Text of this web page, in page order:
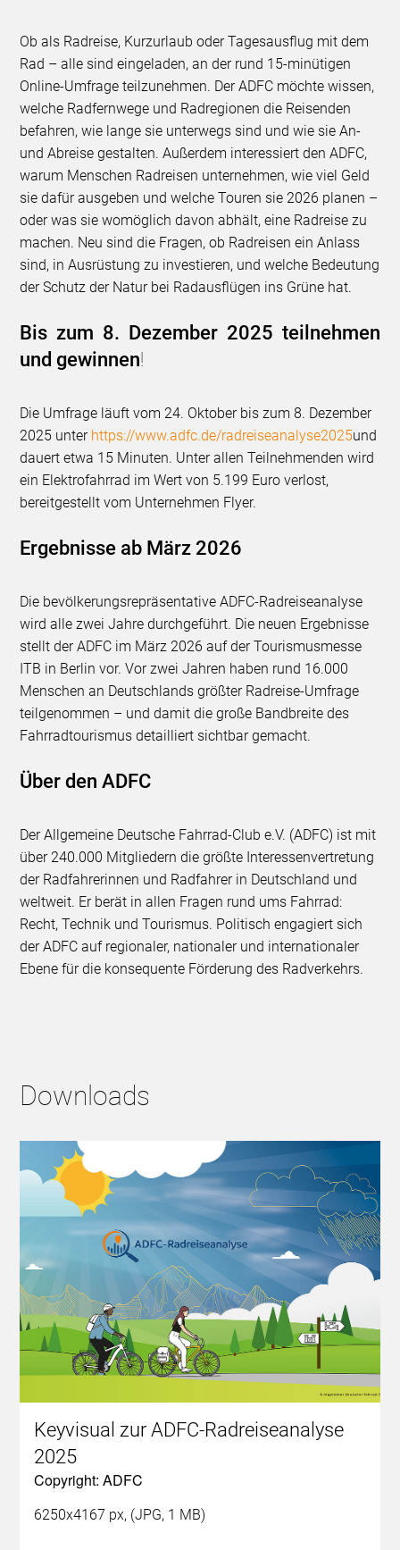
Ob als Radreise, Kurzurlaub oder Tagesausflug mit dem
Rad – alle sind eingeladen, an der rund 15-minütigen
Online-Umfrage teilzunehmen. Der ADFC möchte wissen,
welche Radfernwege und Radregionen die Reisenden
befahren, wie lange sie unterwegs sind und wie sie An-
und Abreise gestalten. Außerdem interessiert den ADFC,
warum Menschen Radreisen unternehmen, wie viel Geld
sie dafür ausgeben und welche Touren sie 2026 planen –
oder was sie womöglich davon abhält, eine Radreise zu
machen. Neu sind die Fragen, ob Radreisen ein Anlass
sind, in Ausrüstung zu investieren, und welche Bedeutung
der Schutz der Natur bei Radausflügen ins Grüne hat.
Bis zum 8. Dezember 2025 teilnehmen
und gewinnen!
Die Umfrage läuft vom 24. Oktober bis zum 8. Dezember
2025 unter https://www.adfc.de/radreiseanalyse2025und
dauert etwa 15 Minuten. Unter allen Teilnehmenden wird
ein Elektrofahrrad im Wert von 5.199 Euro verlost,
bereitgestellt vom Unternehmen Flyer.
Ergebnisse ab März 2026
Die bevölkerungsrepräsentative ADFC-Radreiseanalyse
wird alle zwei Jahre durchgeführt. Die neuen Ergebnisse
stellt der ADFC im März 2026 auf der Tourismusmesse
ITB in Berlin vor. Vor zwei Jahren haben rund 16.000
Menschen an Deutschlands größter Radreise-Umfrage
teilgenommen – und damit die große Bandbreite des
Fahrradtourismus detailliert sichtbar gemacht.
Über den ADFC
Der Allgemeine Deutsche Fahrrad-Club e.V. (ADFC) ist mit
über 240.000 Mitgliedern die größte Interessenvertretung
der Radfahrerinnen und Radfahrer in Deutschland und
weltweit. Er berät in allen Fragen rund ums Fahrrad:
Recht, Technik und Tourismus. Politisch engagiert sich
der ADFC auf regionaler, nationaler und internationaler
Ebene für die konsequente Förderung des Radverkehrs.
Downloads
Keyvisual zur ADFC-Radreiseanalyse
2025
Copyright: ADFC
6250x4167 px, (JPG, 1 MB)